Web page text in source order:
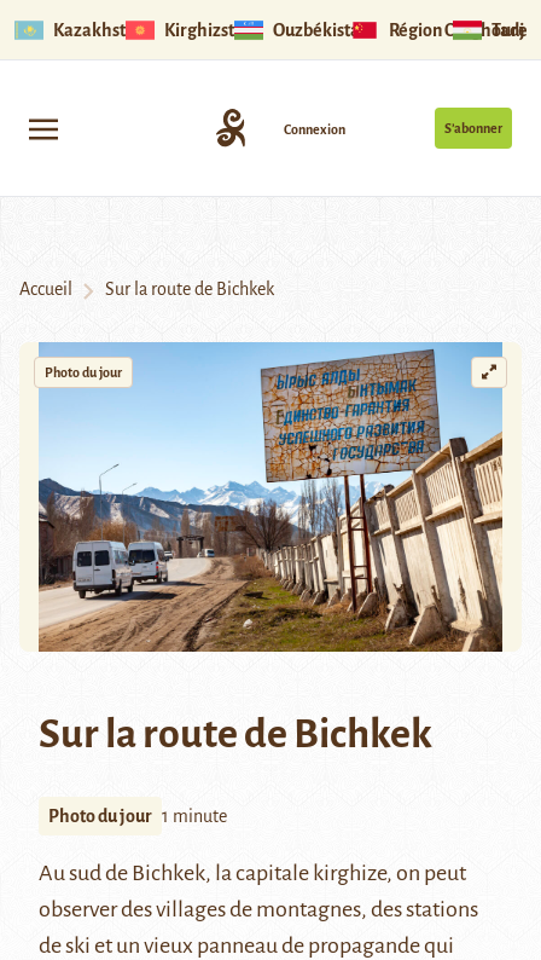
Kazakhstan Kirghizstan Ouzbékistan Région Ouïghoure
S’abonner
Connexion
Accueil Sur la route de Bichkek
Photo du jour
Sur la route de Bichkek
Photo du jour 1 minute
Au sud de Bichkek, la capitale kirghize, on peut
observer des villages de montagnes, des stations
de ski et un vieux panneau de propagande qui